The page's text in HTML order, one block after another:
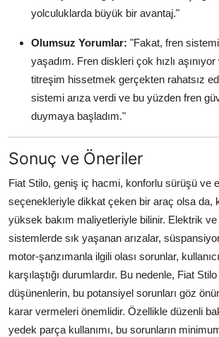
yolculuklarda büyük bir avantaj."
Olumsuz Yorumlar: "Fakat, fren
yaşadım. Fren diskleri çok hızlı
titreşim hissetmek gerçekten rahatsız
sistemi arıza verdi ve bu yüzden fren
duymaya başladım."
Sonuç ve Öneriler
Fiat Stilo, geniş iç hacmi, konforlu sürüşü ve
seçenekleriyle dikkat çeken bir araç olsa da,
yüksek bakım maliyetleriyle bilinir. Elektrik
sistemlerde sık yaşanan arızalar,
motor-şanzımanla ilgili olası sorunlar,
karşılaştığı durumlardır. Bu nedenle, Fiat Stilo
düşünenlerin, bu potansiyel sorunları göz
karar vermeleri önemlidir. Özellikle düzenli
yedek parça kullanımı, bu sorunların